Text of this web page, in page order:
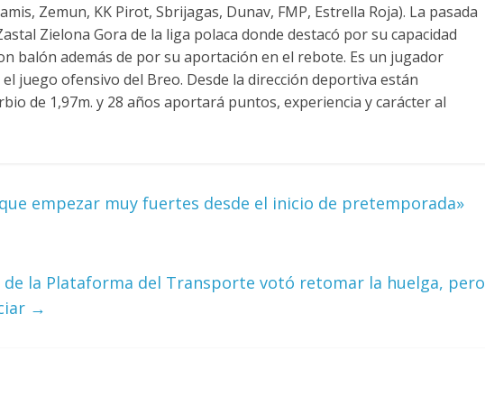
Zemun, KK Pirot, Sbrijagas, Dunav, FMP, Estrella Roja). La pasada
Zielona Gora de la liga polaca donde destacó por su capacidad
balón además de por su aportación en el rebote. Es un jugador
juego ofensivo del Breo. Desde la dirección deportiva están
de 1,97m. y 28 años aportará puntos, experiencia y carácter al
empezar muy fuertes desde el inicio de pretemporada»
de la Plataforma del Transporte votó retomar la huelga, pero
→